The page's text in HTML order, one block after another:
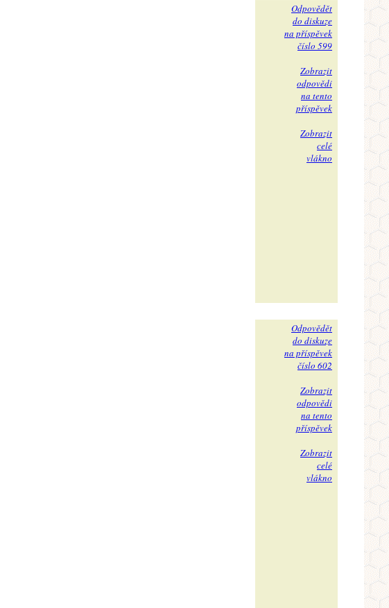
Odpovědět
do diskuze
na příspěvek
číslo 599
Zobrazit
odpovědi
na tento
příspěvek
Zobrazit
celé
vlákno
Odpovědět
do diskuze
na příspěvek
číslo 602
Zobrazit
odpovědi
na tento
příspěvek
Zobrazit
celé
vlákno